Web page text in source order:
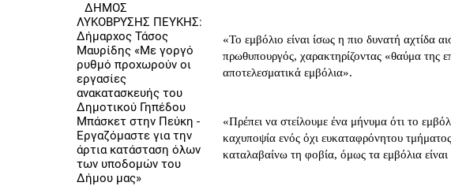
«Το εμβόλιο είναι ίσως η πιο δυνατή αχτίδα
πρωθυπουργός, χαρακτηρίζοντας «θαύμα της
αποτελεσματικά εμβόλια».
«Πρέπει να στείλουμε ένα μήνυμα ότι το
καχυποψία ενός όχι ευκαταφρόνητου
καταλαβαίνω τη φοβία, όμως τα εμβόλια
ΔΗΜΟΣ
ΛΥΚΟΒΡΥΣΗΣ ΠΕΥΚΗΣ:
Δήμαρχος Τάσος
Μαυρίδης «Με γοργό
ρυθμό προχωρούν οι
εργασίες
ανακατασκευής του
Δημοτικού Γηπέδου
Μπάσκετ στην Πεύκη -
Εργαζόμαστε για την
άρτια κατάσταση όλων
των υποδομών του
Δήμου μας»